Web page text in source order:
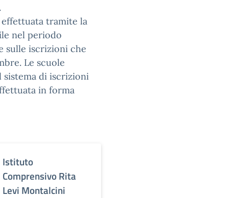
tramite la
nel periodo
sulle iscrizioni che
Le scuole
sistema di iscrizioni
in forma
Istituto
Comprensivo Rita
Levi Montalcini